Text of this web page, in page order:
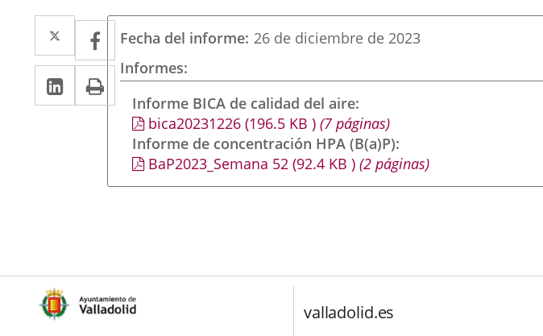
Twitter
Enlace
a
una
aplicación
externa.
Facebook
Enlace
a
una
aplicación
externa.
LinkedIn
Enlace
a
aplicación
externa.
Imprimir
Fecha del informe 26 de diciembre de 2023
Informes
Informe BICA de calidad del aire
bica20231226(196.5 KB )(7 páginas)
Informe de concentración HPA (B(a)P)
BaP2023_Semana 52(92.4 KB )(2 páginas)
valladolid.es